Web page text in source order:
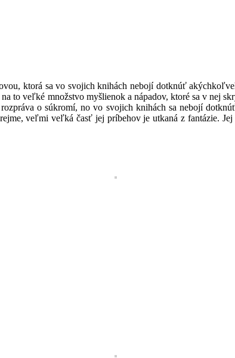
ktorá sa vo svojich knihách nebojí dotknúť
to veľké množstvo myšlienok a nápadov, ktoré sa v nej
o súkromí, no vo svojich knihách sa nebojí
veľmi veľká časť jej príbehov je utkaná z fantázie.